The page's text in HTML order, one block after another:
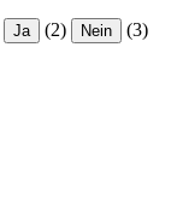
Ja (2) Nein (3)